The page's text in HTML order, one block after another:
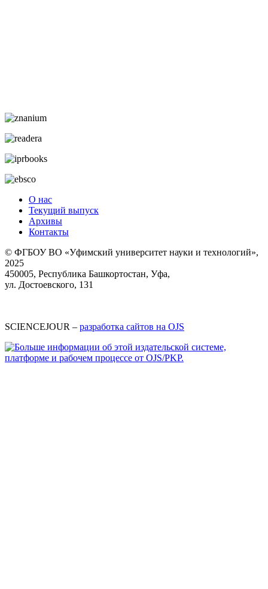
О нас
Текущий выпуск
Архивы
Контакты
© ФГБОУ ВО «Уфимский университет науки и технологий»,
2025
450005, Республика Башкортостан, Уфа,
ул. Достоевского, 131
SCIENCEJOUR – разработка сайтов на OJS